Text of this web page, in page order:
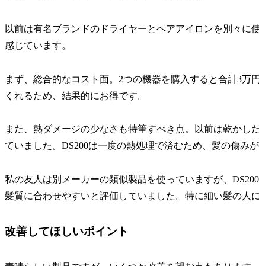
以前は有名ブランドのドライヤーとヘアアイロンを別々に
感じています。
まず、総合的なコスト面。2つの機器を購入すると合計3万
くれるため、結果的にお得です。
また、熱ダメージの少なさも特筆すべき点。以前は乾か
ていました。DS200は一度の熱処理で済むため、髪の傷み
私の友人は別メーカーの類似製品を使っていますが、
髪質に合わせやすいと評価していました。特に細い髪の人
改善してほしいポイント